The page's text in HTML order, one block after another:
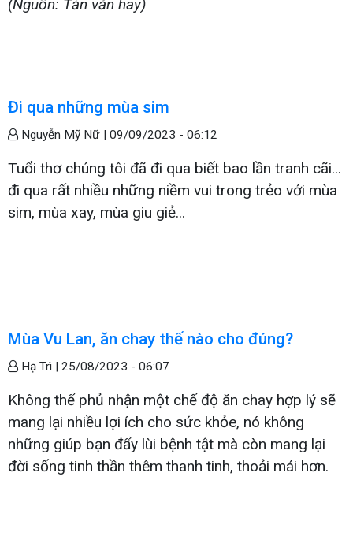
(Nguồn: Tản văn hay)
Đi qua những mùa sim
Nguyễn Mỹ Nữ | 09/09/2023 - 06:12
Tuổi thơ chúng tôi đã đi qua biết bao lần tranh cãi...
đi qua rất nhiều những niềm vui trong trẻo với mùa
sim, mùa xay, mùa giu giẻ...
Mùa Vu Lan, ăn chay thế nào cho đúng?
Hạ Trì | 25/08/2023 - 06:07
Không thể phủ nhận một chế độ ăn chay hợp lý sẽ
mang lại nhiều lợi ích cho sức khỏe, nó không
những giúp bạn đẩy lùi bệnh tật mà còn mang lại
đời sống tinh thần thêm thanh tinh, thoải mái hơn.